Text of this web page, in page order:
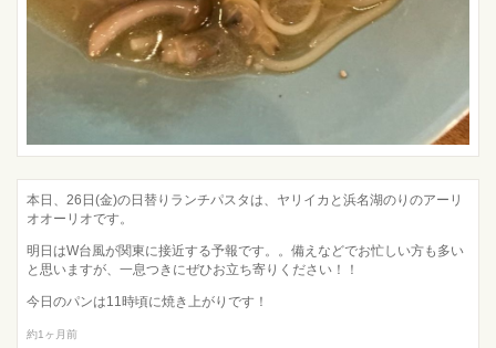
本日、26日(金)の日替りランチパスタは、ヤリイカと浜名湖のりのアーリ
オオーリオです。
明日はW台風が関東に接近する予報です。。備えなどでお忙しい方も多い
と思いますが、一息つきにぜひお立ち寄りください！！
今日のパンは11時頃に焼き上がりです！
約1ヶ月前